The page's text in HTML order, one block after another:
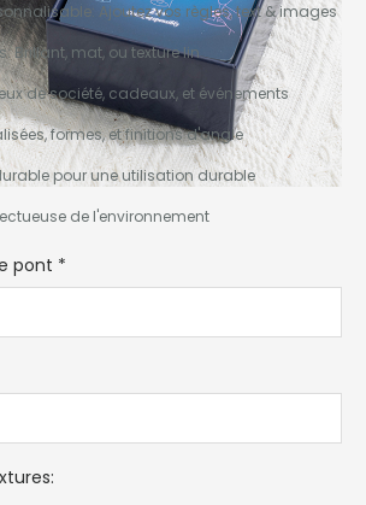
Ajoutez vos règles,text & images
Brillant, mat, ou texture lin
de société, cadeaux, et événements
formes, et finitions d'angle
pour une utilisation durable
de l'environnement
pont *
: